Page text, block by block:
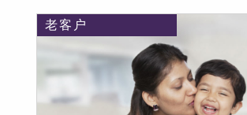
老客户